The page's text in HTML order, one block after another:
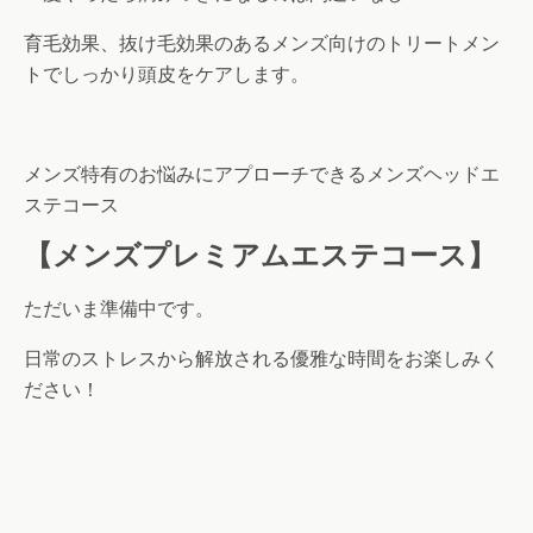
育毛効果、抜け毛効果のあるメンズ向けのトリートメン
トでしっかり頭皮をケアします。
メンズ特有のお悩みにアプローチできるメンズヘッドエ
ステコース
【メンズプレミアムエステコース】
ただいま準備中です。
日常のストレスから解放される優雅な時間をお楽しみく
ださい！